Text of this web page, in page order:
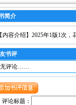
简介
【内容介绍】2025年1版1次
书评
评论……
评论标题：